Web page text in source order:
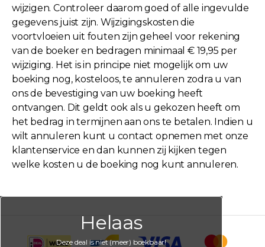
wijzigen. Controleer daarom goed of alle ingevulde
gegevens juist zijn. Wijzigingskosten die
voortvloeien uit fouten zijn geheel voor rekening
van de boeker en bedragen minimaal € 19,95 per
wijziging. Het is in principe niet mogelijk om uw
boeking nog, kosteloos, te annuleren zodra u van
ons de bevestiging van uw boeking heeft
ontvangen. Dit geldt ook als u gekozen heeft om
het bedrag in termijnen aan ons te betalen. Indien u
wilt annuleren kunt u contact opnemen met onze
klantenservice en dan kunnen zij kijken tegen
welke kosten u de boeking nog kunt annuleren.
Helaas
Deze deal is niet (meer) boekbaar!